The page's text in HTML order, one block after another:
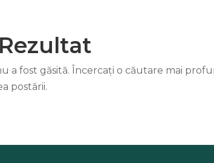
a fost găsită. Încercați o căutare mai
postării.